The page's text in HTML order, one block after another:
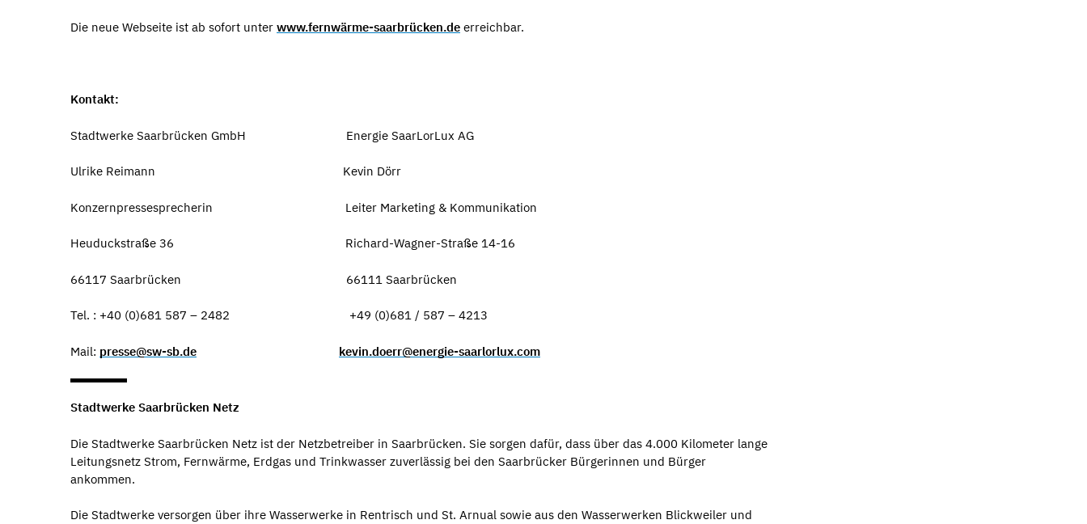
Die neue Webseite ist ab sofort unter www.fernwärme-saarbrücken.de erreichbar.
Kontakt:
Stadtwerke Saarbrücken GmbH Energie SaarLorLux AG
Ulrike Reimann Kevin Dörr
Konzernpressesprecherin Leiter Marketing & Kommunikation
Heuduckstraße 36 Richard-Wagner-Straße 14-16
66117 Saarbrücken 66111 Saarbrücken
Tel. : +40 (0)681 587 – 2482 +49 (0)681 / 587 – 4213
Mail: presse@sw-sb.de kevin.doerr@energie-saarlorlux.com
Stadtwerke Saarbrücken Netz
Die Stadtwerke Saarbrücken Netz ist der Netzbetreiber in Saarbrücken. Sie sorgen dafür, dass über das 4.000 Kilometer lange
Leitungsnetz Strom, Fernwärme, Erdgas und Trinkwasser zuverlässig bei den Saarbrücker Bürgerinnen und Bürger
ankommen.
Die Stadtwerke versorgen über ihre Wasserwerke in Rentrisch und St. Arnual sowie aus den Wasserwerken Blickweiler und